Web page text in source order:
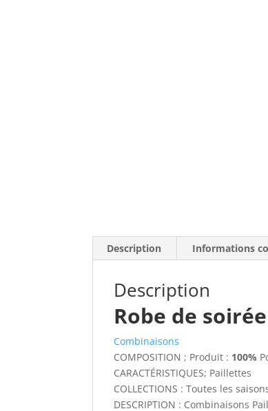
Description Informations
Description
Robe de
Combinaisons
COMPOSITION ; Produit : 100%
CARACTÉRISTIQUES; Paillettes
COLLECTIONS :Toutes les
DESCRIPTION : Combinaisons